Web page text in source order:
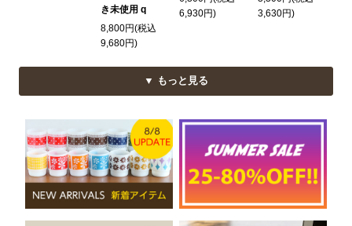
き未使用 q
8,800円(税込
9,680円)
6,930円)
3,630円)
▼ もっと見る